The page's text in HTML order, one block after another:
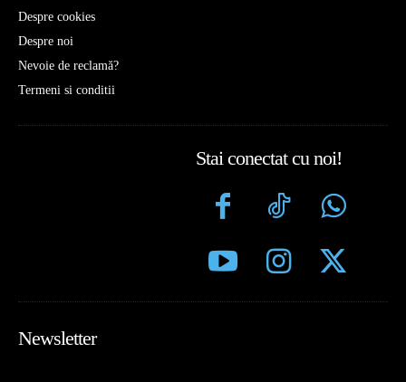
Despre cookies
Despre noi
Nevoie de reclamă?
Termeni si conditii
Stai conectat cu noi!
Newsletter